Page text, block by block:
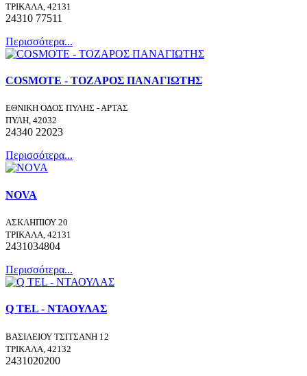
ΤΡΙΚΑΛΑ, 42131
24310 77511
Περισσότερα...
COSMOTE - ΤΟΖΑΡΟΣ ΠΑΝΑΓΙΩΤΗΣ
ΕΘΝΙΚΗ ΟΔΟΣ ΠΥΛΗΣ - ΑΡΤΑΣ
ΠΥΛΗ, 42032
24340 22023
Περισσότερα...
NOVA
ΑΣΚΛΗΠΙΟΥ 20
ΤΡΙΚΑΛΑ, 42131
2431034804
Περισσότερα...
Q TEL - ΝΤΑΟΥΛΑΣ
ΒΑΣΙΛΕΙΟΥ ΤΣΙΤΣΑΝΗ 12
ΤΡΙΚΑΛΑ, 42132
2431020200